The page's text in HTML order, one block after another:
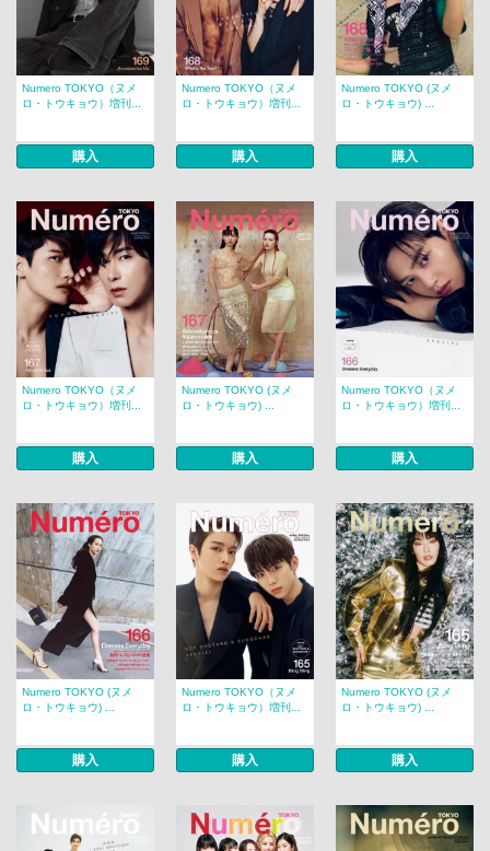
Numero TOKYO（ヌメ
ロ・トウキョウ）増刊...
購入
Numero TOKYO（ヌメ
ロ・トウキョウ）増刊...
購入
Numero TOKYO (ヌメ
ロ・トウキョウ) ...
購入
Numero TOKYO（ヌメ
ロ・トウキョウ）増刊...
購入
Numero TOKYO (ヌメ
ロ・トウキョウ) ...
購入
Numero TOKYO（ヌメ
ロ・トウキョウ）増刊...
購入
Numero TOKYO (ヌメ
ロ・トウキョウ) ...
購入
Numero TOKYO（ヌメ
ロ・トウキョウ）増刊...
購入
Numero TOKYO (ヌメ
ロ・トウキョウ) ...
購入